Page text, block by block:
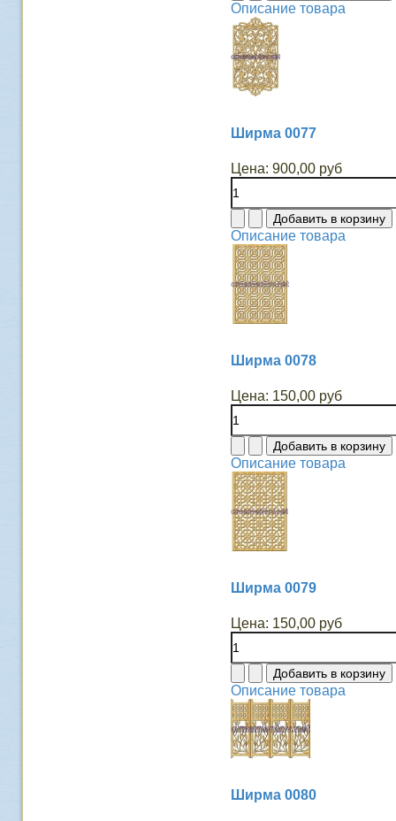
Описание товара
Ширма 0077
Цена: 900,00 руб
Описание товара
Ширма 0078
Цена: 150,00 руб
Описание товара
Ширма 0079
Цена: 150,00 руб
Описание товара
Ширма 0080